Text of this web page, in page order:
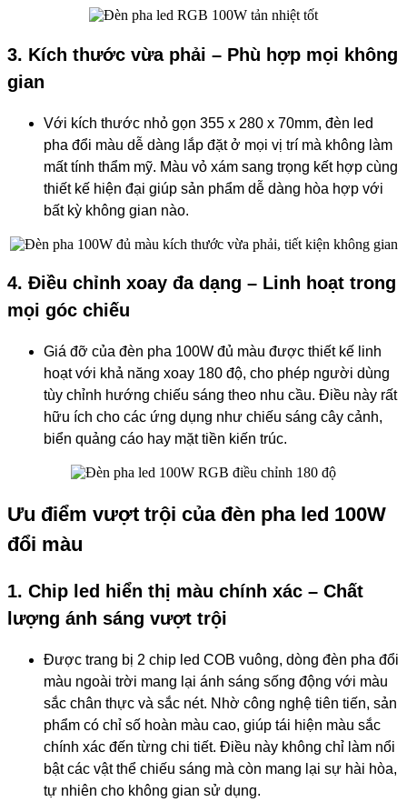
3. Kích thước vừa phải – Phù hợp mọi không
gian
Với kích thước nhỏ gọn 355 x 280 x 70mm, đèn led
pha đổi màu dễ dàng lắp đặt ở mọi vị trí mà không làm
mất tính thẩm mỹ. Màu vỏ xám sang trọng kết hợp cùng
thiết kế hiện đại giúp sản phẩm dễ dàng hòa hợp với
bất kỳ không gian nào.
4. Điều chỉnh xoay đa dạng – Linh hoạt trong
mọi góc chiếu
Giá đỡ của đèn pha 100W đủ màu được thiết kế linh
hoạt với khả năng xoay 180 độ, cho phép người dùng
tùy chỉnh hướng chiếu sáng theo nhu cầu. Điều này rất
hữu ích cho các ứng dụng như chiếu sáng cây cảnh,
biển quảng cáo hay mặt tiền kiến trúc.
Ưu điểm vượt trội của đèn pha led 100W
đổi màu
1. Chip led hiển thị màu chính xác – Chất
lượng ánh sáng vượt trội
Được trang bị 2 chip led COB vuông, dòng đèn pha đổi
màu ngoài trời mang lại ánh sáng sống động với màu
sắc chân thực và sắc nét. Nhờ công nghệ tiên tiến, sản
phẩm có chỉ số hoàn màu cao, giúp tái hiện màu sắc
chính xác đến từng chi tiết. Điều này không chỉ làm nổi
bật các vật thể chiếu sáng mà còn mang lại sự hài hòa,
tự nhiên cho không gian sử dụng.